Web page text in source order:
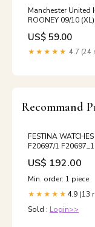
Manchester United
ROONEY 09/10 (XL)
Größe:XL
US$ 59.00
★★★★★ 4.7 (24
Recommand
FESTINA
F20697/1 F20697_1
Armbanduhr Küken
US$ 192.00
Min. order: 1 piece
★★★★★ 4.9 (13
Sold : Login>>